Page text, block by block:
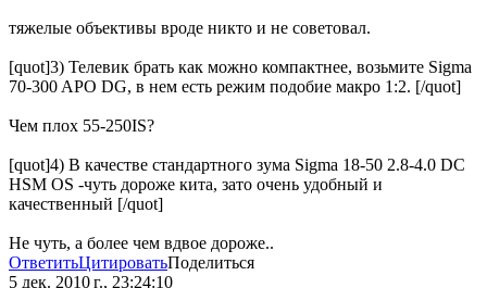
тяжелые объективы вроде никто и не советовал.
[quot]3) Телевик брать как можно компактнее, возьмите Sigma
70-300 APO DG, в нем есть режим подобие макро 1:2. [/quot]
Чем плох 55-250IS?
[quot]4) В качестве стандартного зума Sigma 18-50 2.8-4.0 DC
HSM OS -чуть дороже кита, зато очень удобный и
качественный [/quot]
Не чуть, а более чем вдвое дороже..
ОтветитьЦитироватьПоделиться
5 дек. 2010 г., 23:24:10